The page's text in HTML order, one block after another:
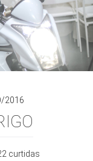
2016
curtidas